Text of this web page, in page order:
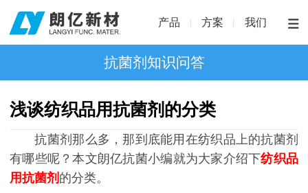
产品 方案 我们
抗菌剂知识问答
浅谈纺织品用抗菌剂的分类
抗菌剂那么多，那到底能用在纺织品上的抗菌剂
有哪些呢？本文朗亿抗菌小编就为大家介绍下纺织品
用抗菌剂 的分类。